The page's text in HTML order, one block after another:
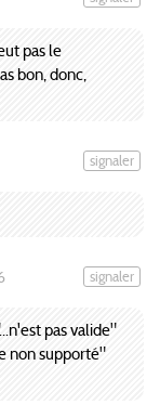
pas le
bon, donc,
signaler
signaler
pas valide"
non supporté"